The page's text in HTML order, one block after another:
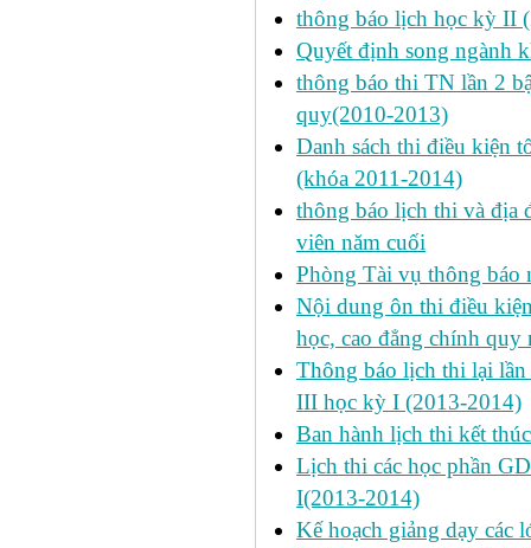
thông báo lịch học kỳ II
Quyết định song ngành
thông báo thi TN lần 2
quy(2010-2013)
Danh sách thi điều kiện
(khóa 2011-2014)
thông báo lịch thi và địa
viên năm cuối
Phòng Tài vụ thông báo
Nội dung ôn thi điều
học, cao đẳng chính quy
Thông báo lịch thi lại
III học kỳ I (2013-2014)
Ban hành lịch thi kết
Lịch thi các học phần
I(2013-2014)
Kế hoạch giảng dạy các